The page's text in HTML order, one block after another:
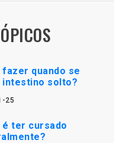
fazer quando se
intestino solto?
25
é ter cursado